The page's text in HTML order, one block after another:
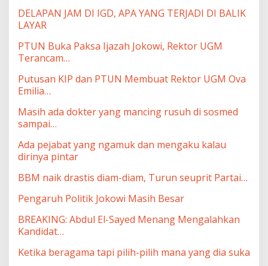
DELAPAN JAM DI IGD, APA YANG TERJADI DI BALIK
LAYAR
PTUN Buka Paksa Ijazah Jokowi, Rektor UGM
Terancam…
Putusan KIP dan PTUN Membuat Rektor UGM Ova
Emilia…
Masih ada dokter yang mancing rusuh di sosmed
sampai…
Ada pejabat yang ngamuk dan mengaku kalau
dirinya pintar
BBM naik drastis diam-diam, Turun seuprit Partai…
Pengaruh Politik Jokowi Masih Besar
BREAKING: Abdul El-Sayed Menang Mengalahkan
Kandidat…
Ketika beragama tapi pilih-pilih mana yang dia suka